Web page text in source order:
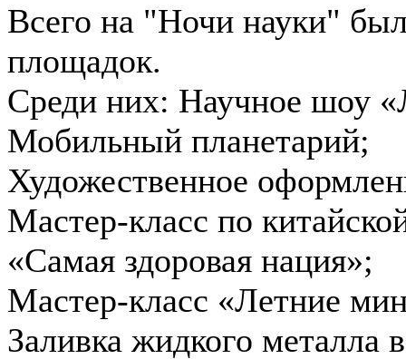
Всего на "Ночи науки"
площадок.
Среди них: Научное шоу
Мобильный планетарий;
Художественное
Мастер-класс по
«Самая здоровая нация»;
Мастер-класс «Летние
Заливка жидкого металла